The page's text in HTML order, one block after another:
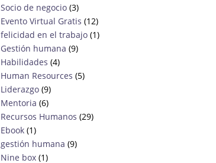
Socio de negocio(3)
Evento Virtual Gratis (12)
felicidad en el trabajo(1)
Gestión humana (9)
Habilidades (4)
Human Resources (5)
Liderazgo(9)
Mentoria (6)
Recursos Humanos (29)
Ebook(1)
gestión humana (9)
Nine box(1)